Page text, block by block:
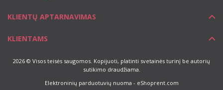
KLIENTŲ APTARNAVIMAS
KLIENTAMS
2026 © Visos teisės saugomos. Kopijuoti, platinti svetainės turinį be autorių
sutikimo draudžiama.
Elektroninių parduotuvių nuoma - eShoprent.com